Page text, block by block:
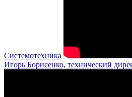
Системотехника
Игорь Борисенко, технический